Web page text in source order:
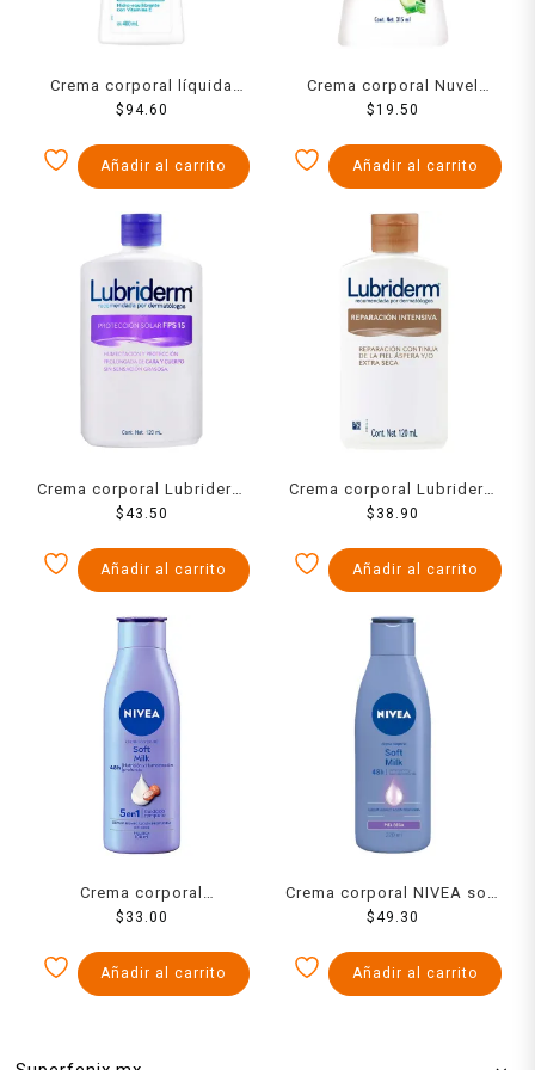
Crema corporal líquida
Palmolive Neutro Balance
400 ml
$ 94.60
Añadir al carrito
Crema corporal Nuvel
advanced moisturizing
pepino 315 ml
$19.50
Añadir al carrito
Crema corporal Lubriderm
protección solar UV 15,
$43.50
Añadir al carrito
Crema corporal Lubriderm
reparación intensiva 120
$ 38.90
Añadir al carrito
Crema corporal
humectante NIVEA soft
$ 33.00
Añadir al carrito
Crema corporal NIVEA soft
milk piel seca 220 ml
$49.30
Añadir al carrito